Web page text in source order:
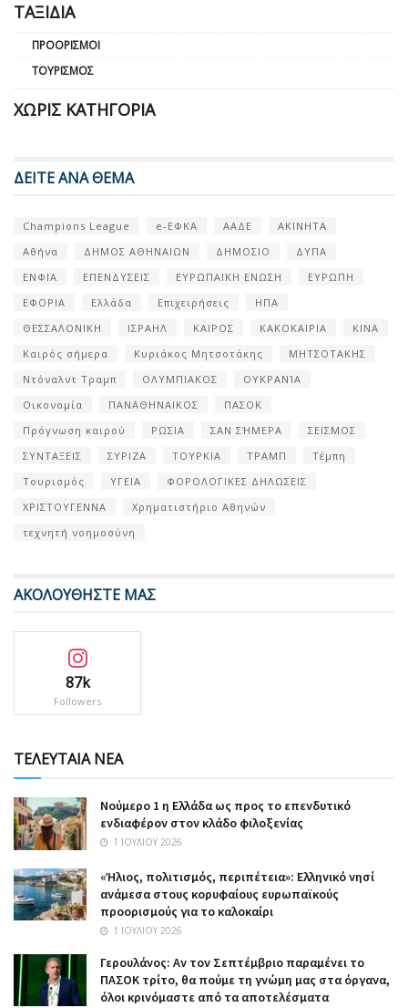
ΤΑΞΊΔΙΑ
ΠΡΟΟΡΙΣΜΟΊ
ΤΟΥΡΙΣΜΌΣ
ΧΩΡΊΣ ΚΑΤΗΓΟΡΊΑ
ΔΕΙΤΕ ΑΝΑ ΘΕΜΑ
Champions League e-ΕΦΚΑ ΑΑΔΕ
ΑΚΙΝΗΤΑ
Αθήνα
ΔΗΜΟΣ ΑΘΗΝΑΙΩΝ ΔΗΜΟΣΙΟ
ΔΥΠΑ
ΕΝΦΙΑ
ΕΠΕΝΔΥΣΕΙΣ ΕΥΡΩΠΑΪΚΗ ΕΝΩΣΗ
ΕΥΡΩΠΗ
ΕΦΟΡΙΑ
Ελλάδα Επιχειρήσεις
ΗΠΑ
ΘΕΣΣΑΛΟΝΙΚΗ
ΙΣΡΑΗΛ ΚΑΙΡΟΣ ΚΑΚΟΚΑΙΡΙΑ
ΚΙΝΑ
Καιρός σήμερα
Κυριάκος Μητσοτάκης
ΜΗΤΣΟΤΑΚΗΣ
Ντόναλντ Τραμπ
ΟΛΥΜΠΙΑΚΟΣ
ΟΥΚΡΑΝΊΑ
Οικονομία
ΠΑΝΑΘΗΝΑΙΚΟΣ
ΠΑΣΟΚ
Πρόγνωση καιρού
ΡΩΣΙΑ ΣΑΝ ΣΉΜΕΡΑ
ΣΕΙΣΜΟΣ
ΣΥΝΤΑΞΕΙΣ
ΣΥΡΙΖΑ ΤΟΥΡΚΙΑ ΤΡΑΜΠ
Τέμπη
Τουρισμός
ΥΓΕΙΑ
ΦΟΡΟΛΟΓΙΚΕΣ ΔΗΛΩΣΕΙΣ
ΧΡΙΣΤΟΥΓΕΝΝΑ
Χρηματιστήριο Αθηνών
τεχνητή νοημοσύνη
ΑΚΟΛΟΥΘΗΣΤΕ ΜΑΣ
87k
Followers
ΤΕΛΕΥΤΑΙΑ ΝΕΑ
Nούμερο 1 η Ελλάδα ως προς το επενδυτικό
ενδιαφέρον στον κλάδο φιλοξενίας
1 ΙΟΥΛΊΟΥ 2026
«Ήλιος, πολιτισμός, περιπέτεια»: Ελληνικό νησί
ανάμεσα στους κορυφαίους ευρωπαϊκούς
προορισμούς για το καλοκαίρι
1 ΙΟΥΛΊΟΥ 2026
Γερουλάνος: Αν τον Σεπτέμβριο παραμένει το
ΠΑΣΟΚ τρίτο, θα πούμε τη γνώμη μας στα όργανα,
όλοι κρινόμαστε από τα αποτελέσματα